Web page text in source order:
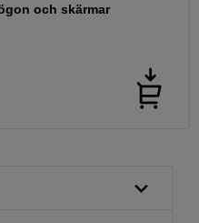
och skärmar